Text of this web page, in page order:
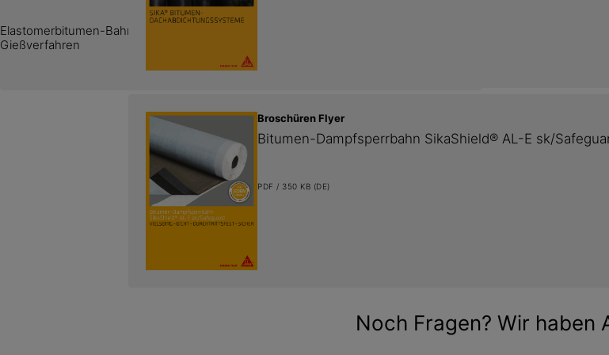
Elastomerbitumen-Bahn mit Polyestervlies-Einlage für Dachabdichtung im
Gießverfahren
Broschüren Flyer
Bitumen-Dampfsperrbahn SikaShield® AL-E sk/
PDF / 350 KB (DE)
Noch Fragen? Wir haben